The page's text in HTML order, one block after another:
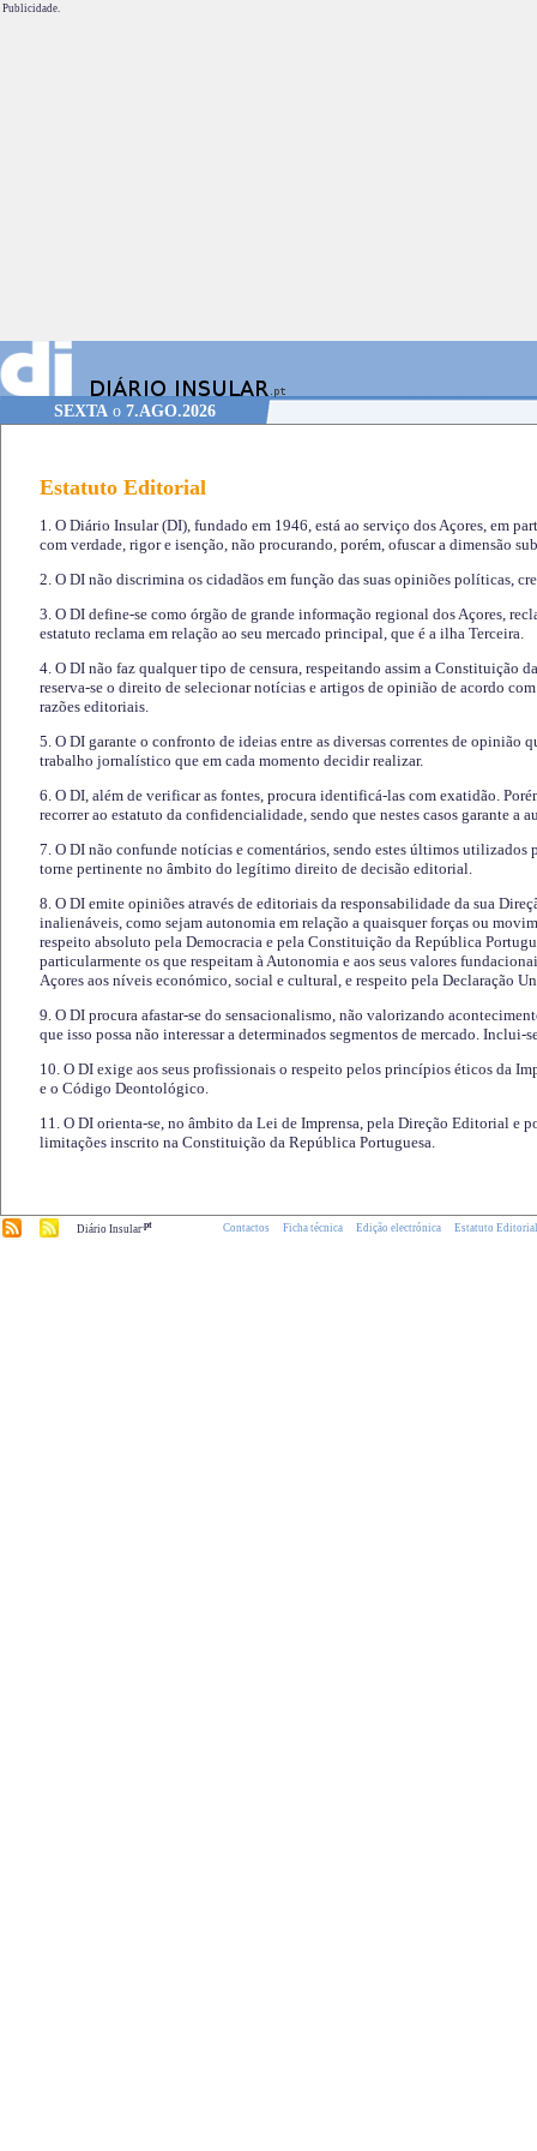
Publicidade.
SEXTA o 7.AGO.2026
Estatuto Editorial
1. O Diário Insular (DI), fundado em 1946, está ao serviço dos Açores, em
com verdade, rigor e isenção, não procurando, porém, ofuscar a dimensão
2. O DI não discrimina os cidadãos em função das suas opiniões políticas,
3. O DI define-se como órgão de grande informação regional dos Açores,
estatuto reclama em relação ao seu mercado principal, que é a ilha Terceira.
4. O DI não faz qualquer tipo de censura, respeitando assim a Constituição
reserva-se o direito de selecionar notícias e artigos de opinião de acordo
razões editoriais.
5. O DI garante o confronto de ideias entre as diversas correntes de opinião
trabalho jornalístico que em cada momento decidir realizar.
6. O DI, além de verificar as fontes, procura identificá-las com exatidão.
recorrer ao estatuto da confidencialidade, sendo que nestes casos garante a
7. O DI não confunde notícias e comentários, sendo estes últimos utilizados
torne pertinente no âmbito do legítimo direito de decisão editorial.
8. O DI emite opiniões através de editoriais da responsabilidade da sua
inalienáveis, como sejam autonomia em relação a quaisquer forças ou
respeito absoluto pela Democracia e pela Constituição da República
particularmente os que respeitam à Autonomia e aos seus valores
Açores aos níveis económico, social e cultural, e respeito pela Declaração
9. O DI procura afastar-se do sensacionalismo, não valorizando
que isso possa não interessar a determinados segmentos de mercado.
10. O DI exige aos seus profissionais o respeito pelos princípios éticos da
e o Código Deontológico.
11. O DI orienta-se, no âmbito da Lei de Imprensa, pela Direção Editorial e
limitações inscrito na Constituição da República Portuguesa.
Diário Insular.pt Contactos Ficha técnica Edição electrónica Estatuto Editorial